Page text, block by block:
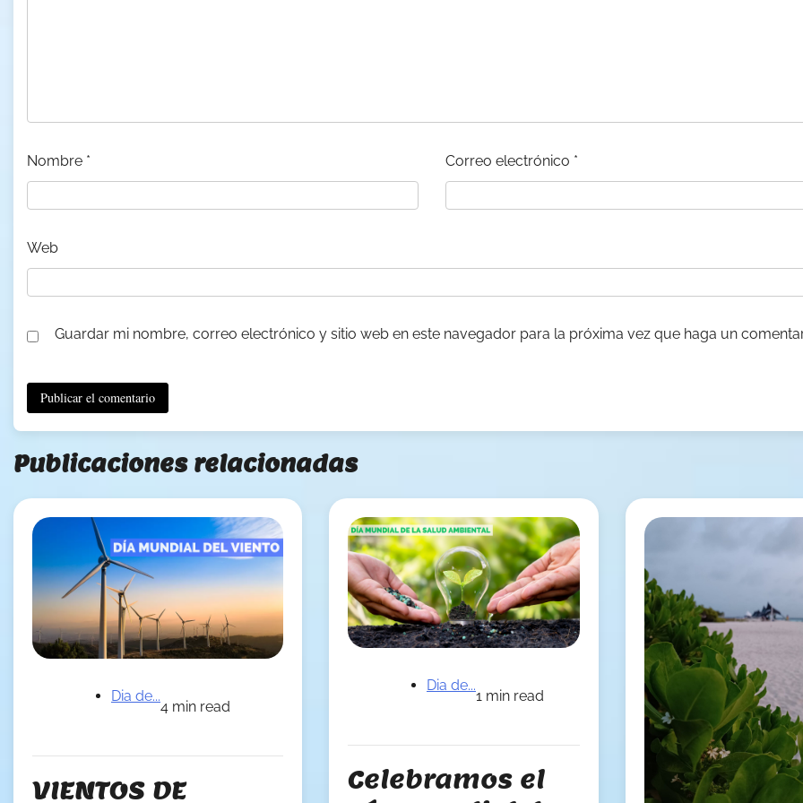
Nombre * Correo electrónico *
Web
Guardar mi nombre, correo electrónico y sitio web en este navegador para la próxima vez que haga un
Publicaciones relacionadas
Dia de...
4 min read
VIENTOS DE
Dia de...
1 min read
Celebramos el